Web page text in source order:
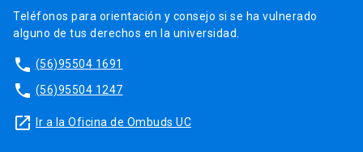
Teléfonos para orientación y consejo si se ha vulnerado
alguno de tus derechos en la universidad.
phone (56)95504 1691
phone (56)95504 1247
launch Ir a la Oficina de Ombuds UC